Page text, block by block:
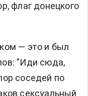
флаг донецкого
— это и был
"Иди сюда,
соседей по
сексуальный